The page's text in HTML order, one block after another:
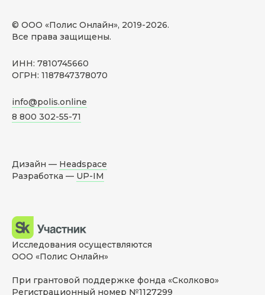
© ООО «Полис Онлайн», 2019-2026.
Все права защищены.
ИНН: 7810745660
ОГРН: 1187847378070
info@polis.online
8 800 302-55-71
Дизайн — Headspace
Разработка — UP-IM
Исследования осуществляются
ООО «Полис Онлайн»
При грантовой поддержке фонда «Сколково»
Регистрационный номер №1127299